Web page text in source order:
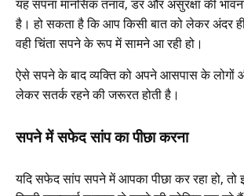
यह सपना मानसिक तनाव, डर और असुरक्षा की
है। हो सकता है कि आप किसी बात को लेकर अंदर
वही चिंता सपने के रूप में सामने आ रही हो।
ऐसे सपने के बाद व्यक्ति को अपने आसपास के लोगों
लेकर सतर्क रहने की जरूरत होती है।
सपने में सफेद सांप का पीछा करना
यदि सफेद सांप सपने में आपका पीछा कर रहा हो,